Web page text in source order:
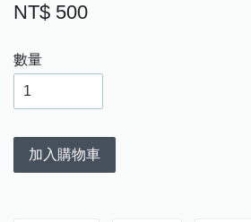
NT$ 500
數量
加入購物車